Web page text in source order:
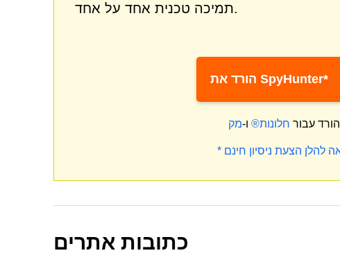
תמיכה טכנית אחד על אחד.
הורד את SpyHunter*
הורד עבור חלונות® ו-
כתובות אתרים